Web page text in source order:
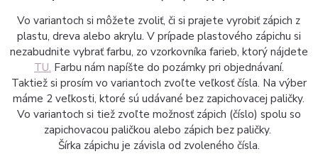
Vo variantoch si môžete zvoliť, či si prajete vyrobiť zápich z
plastu, dreva alebo akrylu. V prípade plastového zápichu si
nezabudnite vybrať farbu, zo vzorkovníka farieb, ktorý nájdete
TU. Farbu nám napíšte do pozámky pri objednávaní.
Taktiež si prosím vo variantoch zvoľte veľkosť čísla. Na výber
máme 2 veľkosti, ktoré sú udávané bez zapichovacej paličky.
Vo variantoch si tiež zvoľte možnosť zápich (číslo) spolu so
zapichovacou paličkou alebo zápich bez paličky.
Šírka zápichu je závisla od zvoleného čísla.